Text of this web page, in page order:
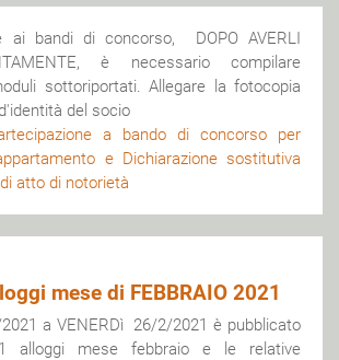
ai bandi di concorso, DOPO AVERLI
è necessario compilare
sottoriportati. Allegare la fotocopia
del socio
a bando di concorso per
e Dichiarazione sostitutiva
atto di notorietà
mese di FEBBRAIO 2021
a VENERDì 26/2/2021 è pubblicato
alloggi mese febbraio e le relative